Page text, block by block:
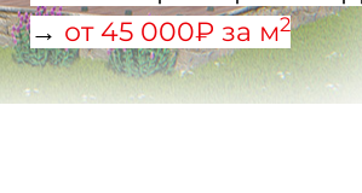
→ от 45 000₽ за м2